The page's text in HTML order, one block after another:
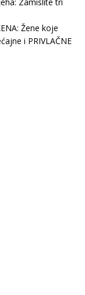
Žene koje
i PRIVLAČNE